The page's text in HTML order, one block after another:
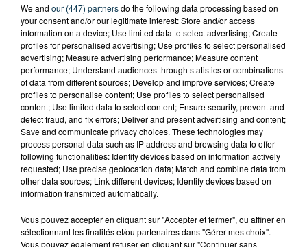
Tarif Payant
Comme tous les ans les pompiers de St Etienne
organisent leur fameux bal.
Dimanche 13 juillet à partir de 20h à la caserne de la
Terrasse
Entrée 10€ / Prévente 6€
Retransmission de la finale de la coupe du monde
We and our (447) partnersdo the following data processing based on
your consent and/or our legitimate interest: Store and/or access
information on a device; Use limited data to select advertising; Create
profiles for personalised advertising; Use profiles to select personalised
advertising; Measure advertising performance; Measure content
performance; Understand audiences through statistics or combinations
of data from different sources; Develop and improve services; Create
profiles to personalise content; Use profiles to select personalised
content; Use limited data to select content; Ensure security, prevent and
detect fraud, and fix errors; Deliver and present advertising and content;
Save and communicate privacy choices. These technologies may
process personal data such as IP address and browsing data to offer
following functionalities: Identify devices based on information actively
requested; Use precise geolocation data; Match and combine data from
other data sources; Link different devices; Identify devices based on
information transmitted automatically.
Vous pouvez accepter en cliquant sur "Accepter et fermer", ou affiner en
sélectionnant les finalités et/ou partenaires dans "Gérer mes choix".
Vous pouvez également refuser en cliquant sur "Continuer sans